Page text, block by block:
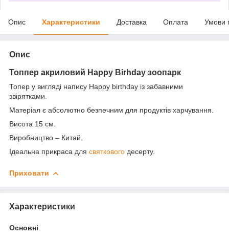
Опис Характеристики Доставка Оплата Умови
Опис
Топпер акриловий Happy Birhday зоопарк
Топер у вигляді напису Happy birthday із забавними
звірятками.
Матеріал є абсолютно безпечним для продуктів харчування.
Висота 15 см.
Виробництво – Китай.
Ідеальна прикраса для святкового десерту.
Приховати
Характеристики
Основні